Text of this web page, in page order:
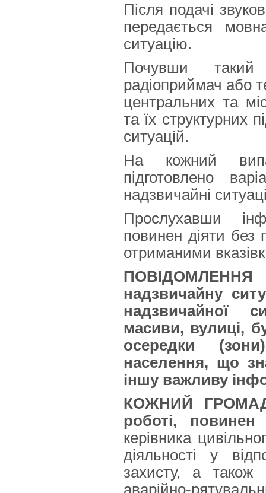
Після подачі
передається
ситуацію.
Почувши такий
радіоприймач або
центральних та
та їх структурних
ситуацій.
На кожний
підготовлено
надзвичайні
Прослухавши
повинен діяти без
отриманими
ПОВІДОМЛЕННЯ
надзвичайну
надзвичайної
масиви, вулиці,
осередки
населення, що
іншу важливу
КОЖНИЙ
роботі,
керівника
діяльності у
захисту, а також
аварійно-